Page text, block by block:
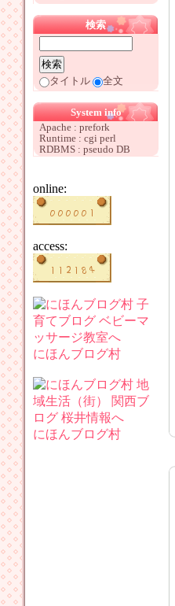
検索
タイトル 全文
System info
Apache : prefork
Runtime : cgi perl
RDBMS : pseudo DB
online:
access:
にほんブログ村
にほんブログ村